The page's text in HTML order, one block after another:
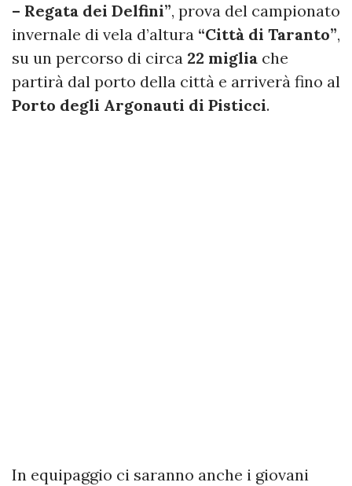
– Regata dei Delfini”, prova del campionato
invernale di vela d’altura “Città di Taranto”,
su un percorso di circa 22 miglia che
partirà dal porto della città e arriverà fino al
Porto degli Argonauti di Pisticci.
In equipaggio ci saranno anche i giovani